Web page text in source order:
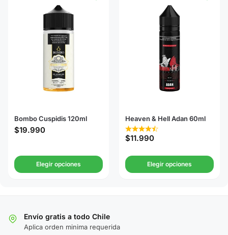
Bombo Cuspidis 120ml
$19.990
Elegir opciones
Heaven & Hell Adan 60ml
$11.990
Elegir opciones
Envío gratis a todo Chile
Aplica orden minima requerida